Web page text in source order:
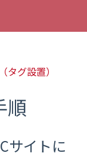
タグ設置）
順
サイトに